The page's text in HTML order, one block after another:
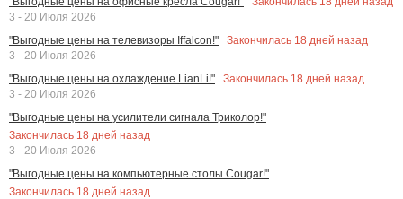
3 - 20 Июля 2026
"Выгодные цены на телевизоры Iffalcon!"
Закончилась 18 дней назад
3 - 20 Июля 2026
"Выгодные цены на охлаждение LianLi!"
Закончилась 18 дней назад
3 - 20 Июля 2026
"Выгодные цены на усилители сигнала Триколор!"
Закончилась 18 дней назад
3 - 20 Июля 2026
"Выгодные цены на компьютерные столы Cougar!"
Закончилась 18 дней назад